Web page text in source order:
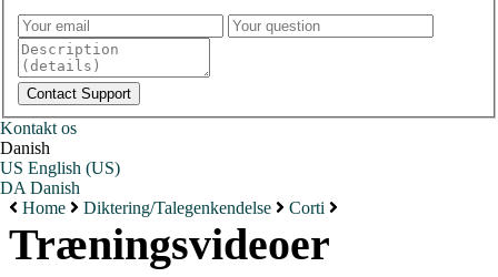
Kontakt os
Danish
US English (US)
DA Danish
Home
Diktering/Talegenkendelse Corti
Træningsvideoer